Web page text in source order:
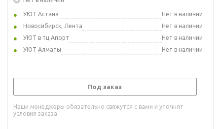
УЮТ Астана
Нет в наличии
Новосибирск, Лента
Нет в наличии
УЮТ в тц Апорт
Нет в наличии
УЮТ Алматы
Нет в наличии
Под заказ
Наши менеджеры обязательно свяжутся с вами и уточнят
условия заказа